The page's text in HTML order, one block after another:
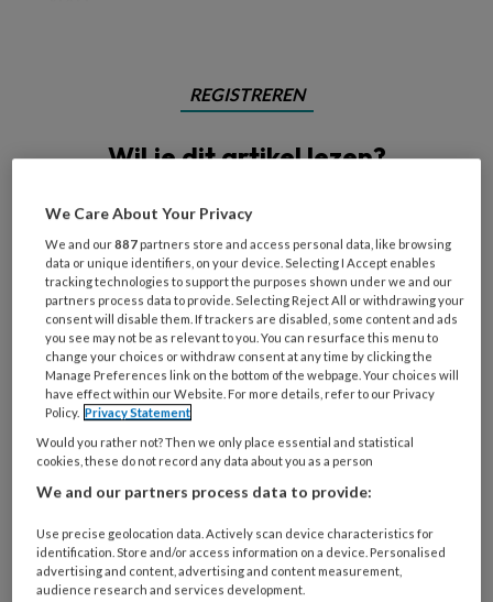
REGISTREREN
Wil je dit artikel lezen?
artikelen gratis per maand
Al een account of abonnement?Log dan in
Wat
is
je
e-
mailadres?
* *
Kies
je
wachtwoord* *
Kies
je
functie *
We Care About Your Privacy
We and our887 partners store and access personal data, like browsing
data or unique identifiers, on your device. Selecting I Accept enables
tracking technologies to support the purposes shown under we and our
partners process data to provide. Selecting Reject All or withdrawing your
consent will disable them. If trackers are disabled, some content and ads
you see may not be as relevant to you. You can resurface this menu to
change your choices or withdraw consent at any time by clicking the
Manage Preferences link on the bottom of the webpage. Your choices will
have effect within our Website. For more details, refer to our Privacy
Policy. Privacy Statement
Would you rather not? Then we only place essential and statistical
cookies, these do not record any data about you as a person
We and our partners process data to provide:
Use precise geolocation data. Actively scan device characteristics for
identification. Store and/or access information on a device. Personalised
advertising and content, advertising and content measurement,
audience research and services development.